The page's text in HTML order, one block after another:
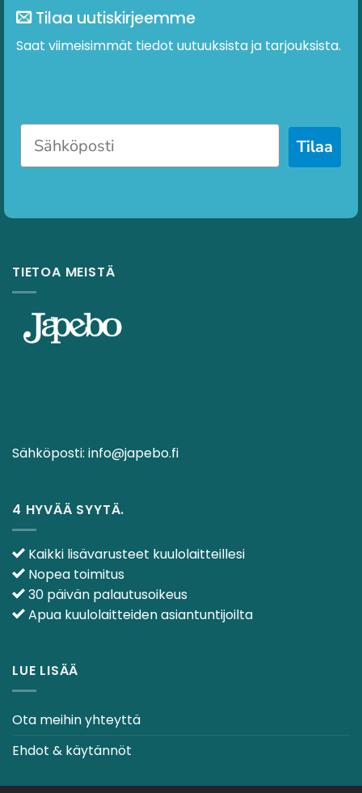
Tilaa uutiskirjeemme
Saat viimeisimmät tiedot uutuuksista ja tarjouksista.
Tilaa
TIETOA MEISTÄ
Sähköposti: info@japebo.fi
4 HYVÄÄ SYYTÄ.
Kaikki lisävarusteet kuulolaitteillesi
Nopea toimitus
30 päivän palautusoikeus
Apua kuulolaitteiden asiantuntijoilta
LUE LISÄÄ
Ota meihin yhteyttä
Ehdot & käytännöt